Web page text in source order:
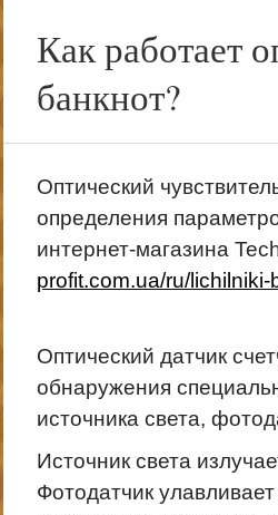
Как работает
банкнот?
Оптический
определения
интернет-магазина
profit.com.ua/ru/lichilniki-
Оптический датчик
обнаружения
источника света,
Источник света
Фотодатчик